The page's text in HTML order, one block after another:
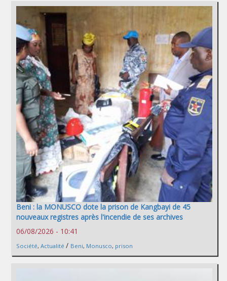
Beni : la MONUSCO dote la prison de Kangbayi de 45
nouveaux registres après l'incendie de ses archives
06/08/2026 - 10:41
Société, Actualité / Beni, Monusco, prison